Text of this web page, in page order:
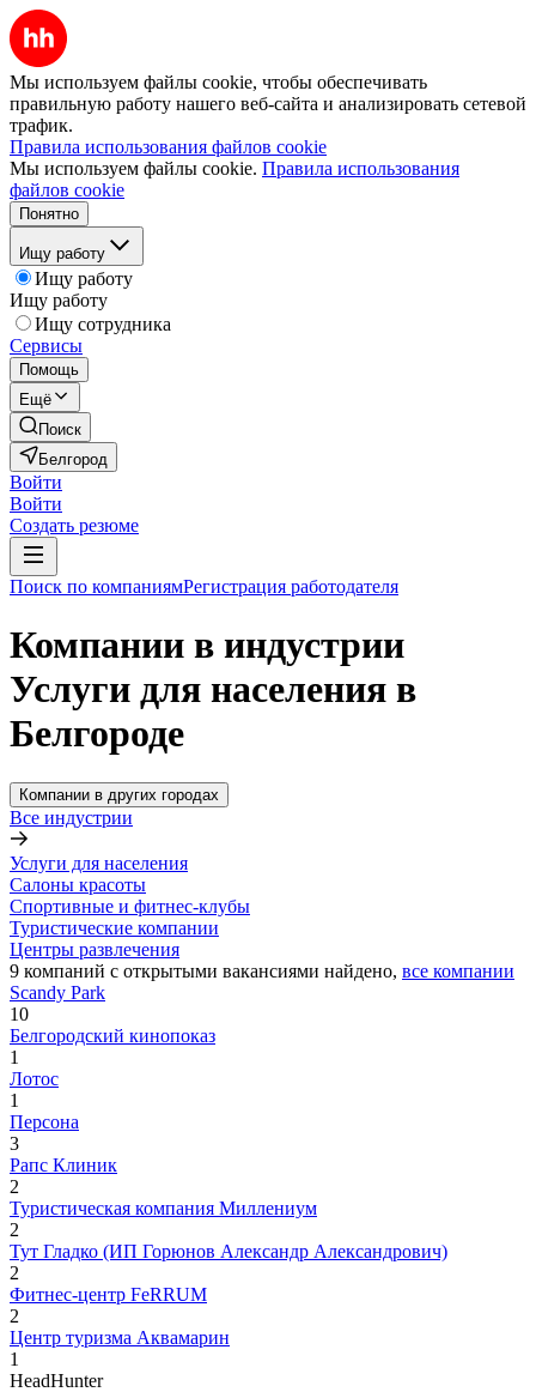
Мы используем файлы cookie, чтобы обеспечивать
правильную работу нашего веб-сайта и анализировать сетевой
трафик.
Правила использования файлов cookie
Мы используем файлы cookie. Правила использования
файлов cookie
Понятно
Ищу работу
Ищу работу
Ищу работу
Ищу сотрудника
Сервисы
Помощь
Ещё
Поиск
Белгород
Войти
Войти
Создать резюме
Поиск по компаниямРегистрация работодателя
Компании в индустрии
Услуги для населения в
Белгороде
Компании в других городах
Все индустрии
Услуги для населения
Салоны красоты
Спортивные и фитнес-клубы
Туристические компании
Центры развлечения
9 компаний с открытыми вакансиями найдено, все компании
Scandy Park
10
Белгородский кинопоказ
1
Лотос
1
Персона
3
Рапс Клиник
2
Туристическая компания Миллениум
2
Тут Гладко (ИП Горюнов Александр Александрович)
2
Фитнес-центр FeRRUM
2
Центр туризма Аквамарин
1
HeadHunter